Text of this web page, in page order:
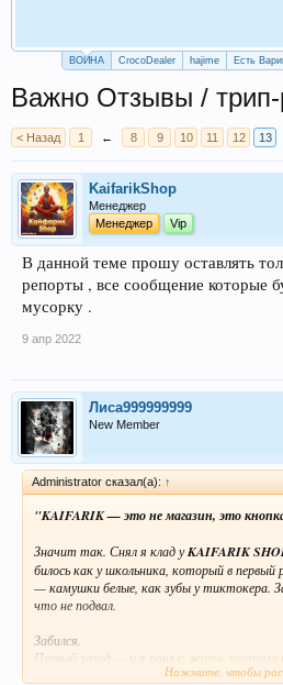
ВОЙНА CrocoDealer hajime Есть
Важно Отзывы / трип-
< Назад 1 ← 8 9 10 11 12 13
KaifarikShop
Менеджер
Менеджер
Vip
В данной теме прошу оставлять
репорты , все сообщение которые
мусорку .
9 апр 2022
Лиса999999999
New Member
Administrator сказал(а): ↑
"KAIFARIK — это не магазин, это
Значит так. Снял я клад уKAIFARIK
билось как у школьника, который в первый
— камушки белые, как зубы у тиктокера.
что не подвал.
Забился.
Первый заход — и я понял: жизнь заиграла
Музыка качает, я качаюсь, стены
Нажмите, чтобы